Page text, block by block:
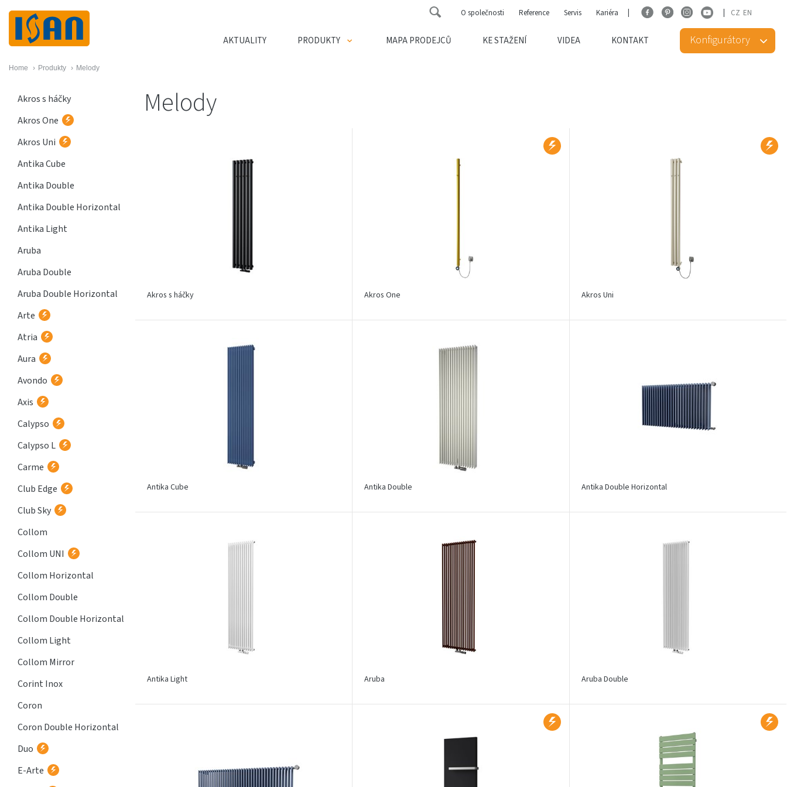
CZ EN
O společnosti Reference Servis Kariéra
AKTUALITY PRODUKTY MAPA PRODEJCŮ KE STAŽENÍ VIDEA KONTAKT Konfigurátory
Home › Produkty › Melody
Akros s háčky
Akros One
Akros Uni
Antika Cube
Antika Double
Antika Double Horizontal
Antika Light
Aruba
Aruba Double
Aruba Double Horizontal
Arte
Atria
Aura
Avondo
Axis
Calypso
Calypso L
Carme
Club Edge
Club Sky
Collom
Collom UNI
Collom Horizontal
Collom Double
Collom Double Horizontal
Collom Light
Collom Mirror
Corint Inox
Coron
Coron Double Horizontal
Duo
E-Arte
Melody
Akros s háčky Akros One Akros Uni
Antika Cube Antika Double Antika Double Horizontal
Antika Light Aruba Aruba Double